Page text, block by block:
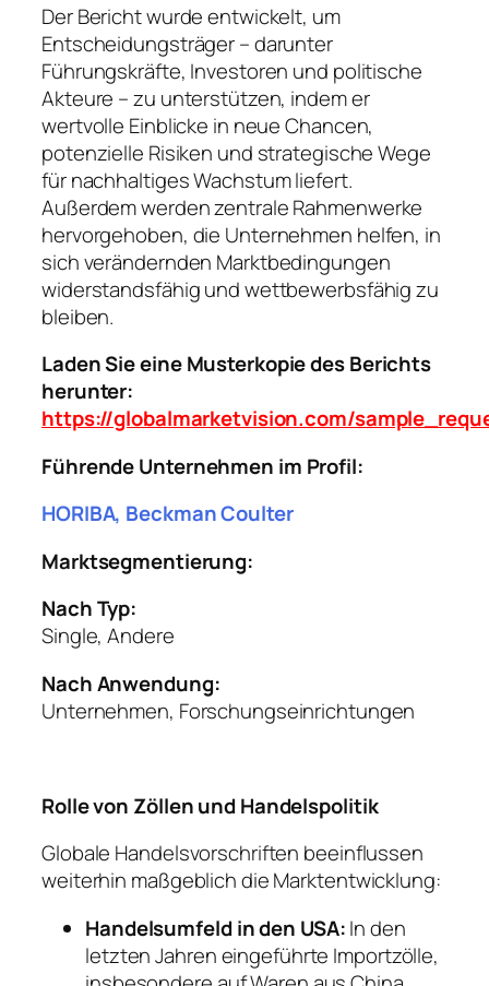
Der Bericht wurde entwickelt, um
Entscheidungsträger – darunter
Führungskräfte, Investoren und politische
Akteure – zu unterstützen, indem er
wertvolle Einblicke in neue Chancen,
potenzielle Risiken und strategische Wege
für nachhaltiges Wachstum liefert.
Außerdem werden zentrale Rahmenwerke
hervorgehoben, die Unternehmen helfen, in
sich verändernden Marktbedingungen
widerstandsfähig und wettbewerbsfähig zu
bleiben.
Laden Sie eine Musterkopie des Berichts
herunter:
https://globalmarketvision.com/
Führende Unternehmen im Profil:
HORIBA, Beckman Coulter
Marktsegmentierung:
Nach Typ:
Single, Andere
Nach Anwendung:
Unternehmen, Forschungseinrichtungen
Rolle von Zöllen und Handelspolitik
Globale Handelsvorschriften beeinflussen
weiterhin maßgeblich die Marktentwicklung:
Handelsumfeld in den USA:In den
letzten Jahren eingeführte Importzölle,